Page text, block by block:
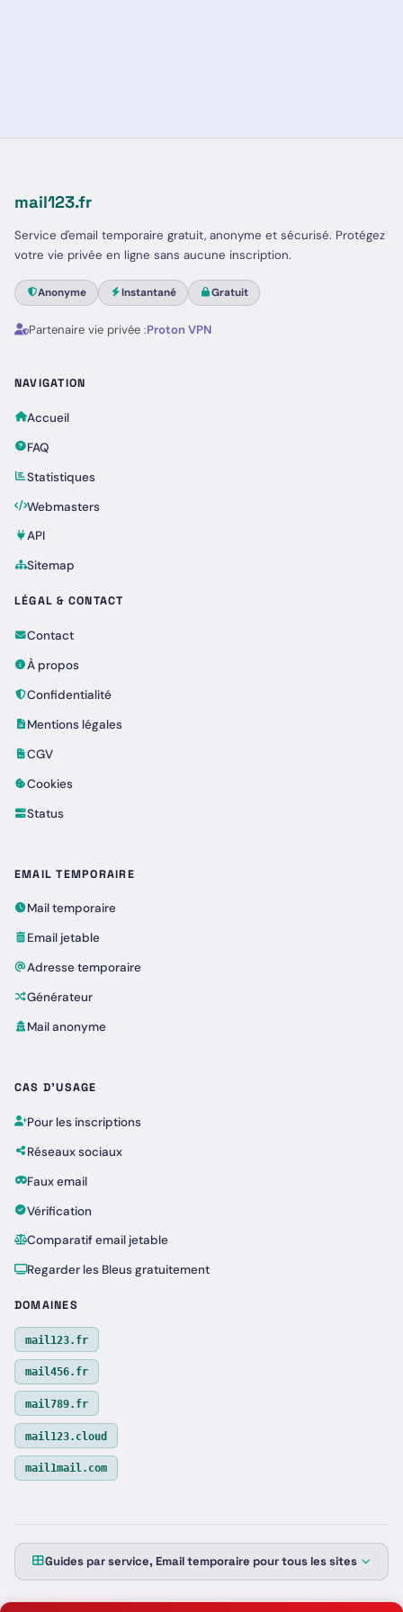
mail123.fr
Service d'email temporaire gratuit, anonyme et sécurisé. Protégez
votre vie privée en ligne sans aucune inscription.
Anonyme Instantané Gratuit
Partenaire vie privée :Proton VPN
NAVIGATION
Accueil
FAQ
Statistiques
Webmasters
API
Sitemap
LÉGAL & CONTACT
Contact
À propos
Confidentialité
Mentions légales
CGV
Cookies
Status
EMAIL TEMPORAIRE
Mail temporaire
Email jetable
Adresse temporaire
Générateur
Mail anonyme
CAS D'USAGE
Pour les inscriptions
Réseaux sociaux
Faux email
Vérification
Comparatif email jetable
Regarder les Bleus gratuitement
DOMAINES
mail123.fr
mail456.fr
mail789.fr
mail123.cloud
mail1mail.com
Guides par service, Email temporaire pour tous les sites